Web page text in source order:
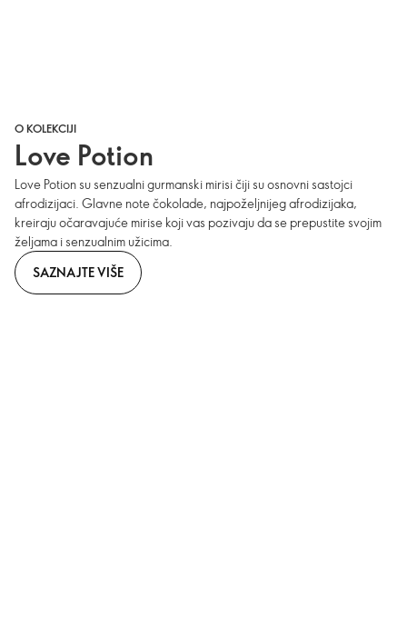
O KOLEKCIJI
Love Potion
Love Potion su senzualni gurmanski mirisi čiji su osnovni sastojci
afrodizijaci. Glavne note čokolade, najpoželjnijeg afrodizijaka,
kreiraju očaravajuće mirise koji vas pozivaju da se prepustite svojim
željama i senzualnim užicima.
SAZNAJTE VIŠE